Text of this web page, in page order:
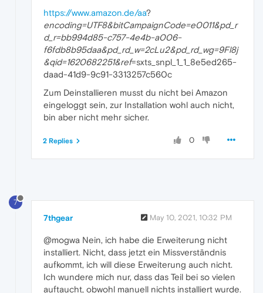
https://www.amazon.de/aa?
encoding=UTF8&bitCampaignCode=e0011&pd_r
d_r=bb994d85-c757-4e4b-a006-
f6fdb8b95daa&pd_rd_w=2cLu2&pd_rd_wg=9Fl8j
&qid=1620682251&ref=sxts_snpl_1_1_8e5ed265-
daad-41d9-9c91-3313257c560c
Zum Deinstallieren musst du nicht bei Amazon
eingeloggt sein, zur Installation wohl auch nicht,
bin aber nicht mehr sicher.
0
2 Replies
7
7thgear May 10, 2021, 10:32 PM
@mogwa Nein, ich habe die Erweiterung nicht
installiert. Nicht, dass jetzt ein Missverständnis
aufkommt, ich will diese Erweiterung auch nicht.
Ich wundere mich nur, dass das Teil bei so vielen
auftaucht, obwohl manuell nichts installiert wurde.